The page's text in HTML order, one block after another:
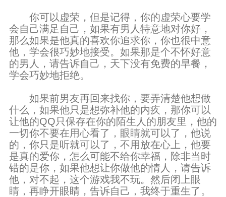
你可以虚荣，但是记得，你的虚荣心要学
会自己满足自己，如果有男人特意地对你好，
那么如果是他真的喜欢你追求你，你也很中意
他，学会很巧妙地接受。如果那是个不怀好意
的男人，请告诉自己，天下没有免费的早餐，
学会巧妙地拒绝。
如果前男友再回来找你，要弄清楚他想做
什么，如果他只是想弥补他的内疚，那你可以
让他的QQ只保存在你的陌生人的朋友里，他的
一切你不要在用心看了，眼睛就可以了，他说
的，你只是听就可以了，不用放在心上，他要
是真的爱你，怎么可能不给你幸福，除非当时
错的是你，如果他想让你做他的情人，请告诉
他，对不起，这个游戏我不玩。然后闭上眼
睛，再睁开眼睛，告诉自己，我终于重生了。